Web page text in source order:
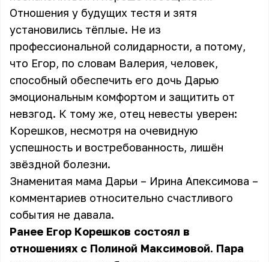
Отношения у будущих тестя и зятя
установились тёплые. Не из
профессиональной солидарности, а потому,
что Егор, по словам Валерия, человек,
способный обеспечить его дочь Дарью
эмоциональным комфортом и защитить от
невзгод. К тому же, отец невесты уверен:
Корешков, несмотря на очевидную
успешность и востребованность, лишён
звёздной болезни.
Знаменитая мама Дарьи – Ирина Апексимова –
комментариев относительно счастливого
события не давала.
Ранее Егор Корешков состоял в
отношениях с Полиной Максимовой. Пара